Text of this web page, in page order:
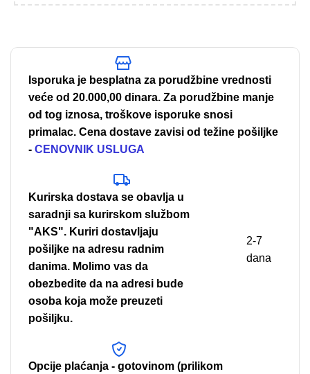
Isporuka je besplatna za porudžbine vrednosti
veće od 20.000,00 dinara. Za porudžbine manje
od tog iznosa, troškove isporuke snosi
primalac. Cena dostave zavisi od težine pošiljke
- CENOVNIK USLUGA
Kurirska dostava se obavlja u
saradnji sa kurirskom službom
"AKS". Kuriri dostavljaju
pošiljke na adresu radnim
danima. Molimo vas da
obezbedite da na adresi bude
osoba koja može preuzeti
pošiljku.
2-7
dana
Opcije plaćanja - gotovinom (prilikom